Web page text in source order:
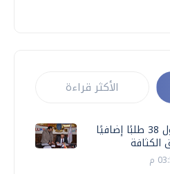
الأكثر قراءة
محافظ الأقصر يعتمد قبول 38 طلبًا إضافيًا
الكثافة